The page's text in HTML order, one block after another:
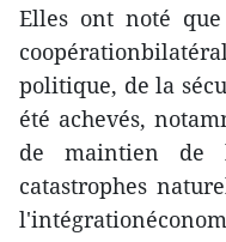
Elles ont noté
politique, de la
été achevés,
de maintien de
catastrophes